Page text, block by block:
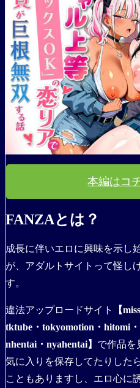
本編はコ
FANZAとは？
成長に伴いエロに興味を示し
が、アダルトサイトって怪し
す。
違法アップロードサイト
【
tktube・tokyomotion・hitomi
nhentai・nyahentai】 で作品を
気に入りを保存してたりした
こともありますし、エロ心に